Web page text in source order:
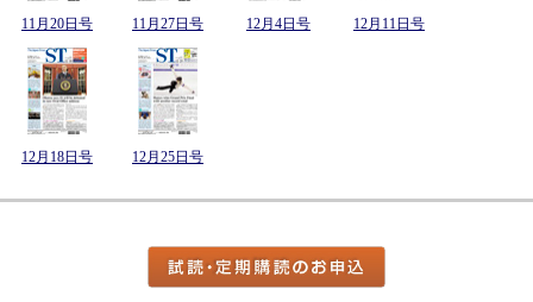
11月20日号 11月27日号 12月4日号 12月11日号
12月18日号 12月25日号